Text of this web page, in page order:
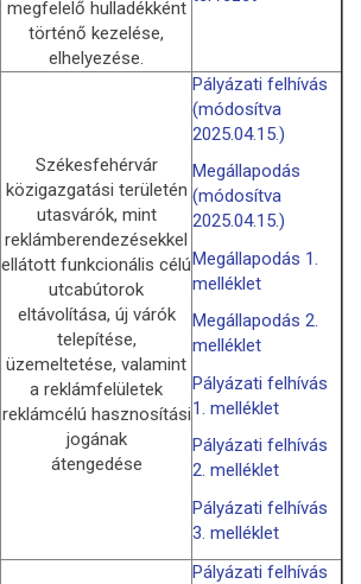
megfelelő hulladékként
történő kezelése,
elhelyezése.
Székesfehérvár
közigazgatási területén
utasvárók, mint
reklámberendezésekkel
ellátott funkcionális célú
utcabútorok
eltávolítása, új várók
telepítése,
üzemeltetése, valamint
a reklámfelületek
reklámcélú hasznosítási
jogának
átengedése
Pályázati felhívás
(módosítva
2025.04.15.)
Megállapodás
(módosítva
2025.04.15.)
Megállapodás 1.
melléklet
Megállapodás 2.
melléklet
Pályázati felhívás
1. melléklet
Pályázati felhívás
2. melléklet
Pályázati felhívás
3. melléklet
Pályázati felhívás